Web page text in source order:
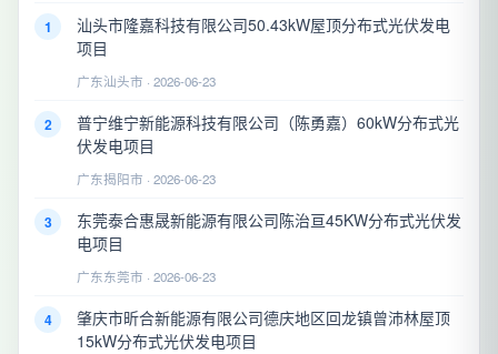
1
汕头市隆嘉科技有限公司50.43kW屋顶分布式光伏发电
项目
广东汕头市 · 2026-06-23
2
普宁维宁新能源科技有限公司（陈勇嘉）60kW分布式光
伏发电项目
广东揭阳市 · 2026-06-23
3
东莞泰合惠晟新能源有限公司陈治亘45KW分布式光伏发
电项目
广东东莞市 · 2026-06-23
4
肇庆市昕合新能源有限公司德庆地区回龙镇曾沛林屋顶
15kW分布式光伏发电项目